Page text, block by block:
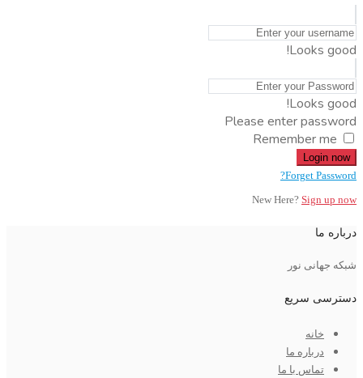
Looks good!
Looks good!
Please enter password
Remember me
Login now
Forget Password?
New Here? Sign up now
درباره ما
شبکه جهانی نور
دسترسی سریع
خانه
درباره ما
تماس با ما